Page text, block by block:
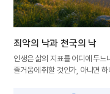
죄악의 낙과 천국의 낙
인생은 삶의 지표를 어디에 두느
즐거움에 취할 것인가, 아니면